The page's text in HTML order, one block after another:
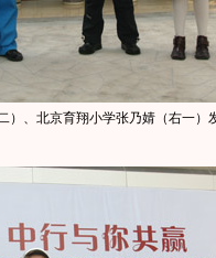
）、北京育翔小学张乃婧（右一）